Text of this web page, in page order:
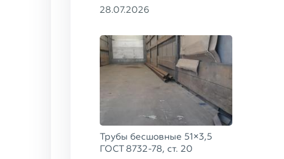
28.07.2026
Трубы бесшовные 51×3,5
ГОСТ 8732-78, ст. 20